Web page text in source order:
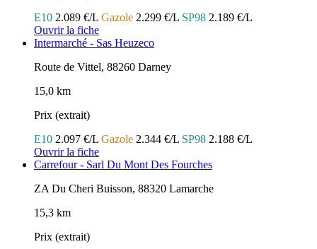
E10 2.089 €/L Gazole 2.299 €/L SP98 2.189 €/L
Ouvrir la fiche
Intermarché - Sas Heuzeco
Route de Vittel, 88260 Darney
15,0 km
Prix (extrait)
E10 2.097 €/L Gazole 2.344 €/L SP98 2.188 €/L
Ouvrir la fiche
Carrefour - Sarl Du Mont Des Fourches
ZA Du Cheri Buisson, 88320 Lamarche
15,3 km
Prix (extrait)